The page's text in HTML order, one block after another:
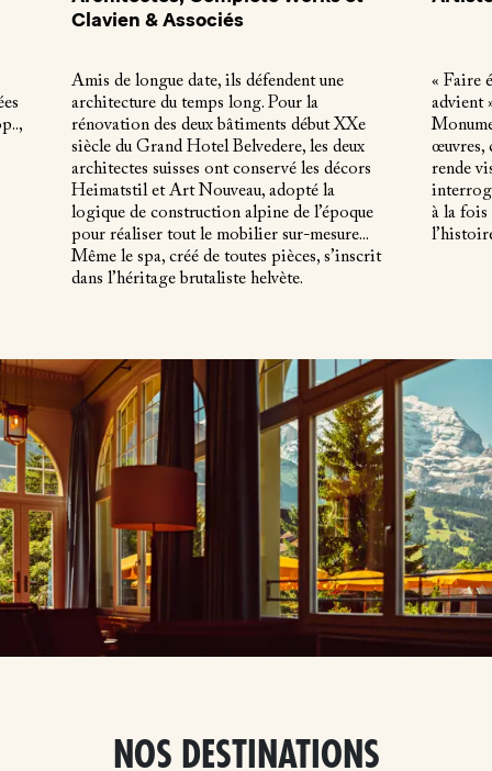
Clavien & Associés
Amis de longue date, ils défendent une
architecture du temps long. Pour la
rénovation des deux bâtiments début XXe
siècle du Grand Hotel Belvedere, les deux
architectes suisses ont conservé les décors
Heimatstil et Art Nouveau, adopté la
logique de construction alpine de l’époque
pour réaliser tout le mobilier sur-mesure...
Même le spa, créé de toutes pièces, s’inscrit
dans l’héritage brutaliste helvète.
« Faire
advient
œuvres,
rende
à la
NOS DESTINATIONS